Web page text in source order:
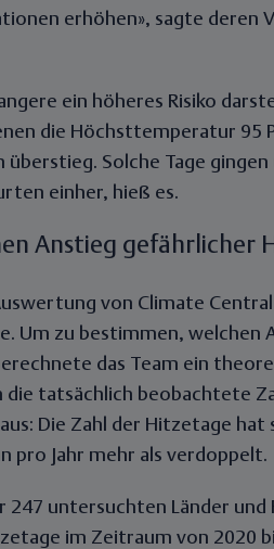
erhöhen», sagte deren
ein höheres Risiko
die Höchsttemperatur 95
überstieg. Solche Tage
einher, hieß es.
Anstieg gefährlicher
von Climate
Um zu bestimmen, welchen
das Team ein
die tatsächlich beobachtete
Die Zahl der Hitzetage hat
pro Jahr mehr als verdoppelt.
247 untersuchten Länder und
im Zeitraum von 2020